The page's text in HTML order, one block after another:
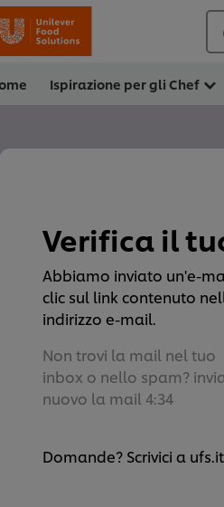
Ispirazione per gli Chef
Verifica il
Abbiamo inviato un'e-
clic sul link contenuto
indirizzo e-mail.
Non trovi la mail nel tuo
inbox o nello spam?
nuovo la mail 4:34
Domande? Scrivici a